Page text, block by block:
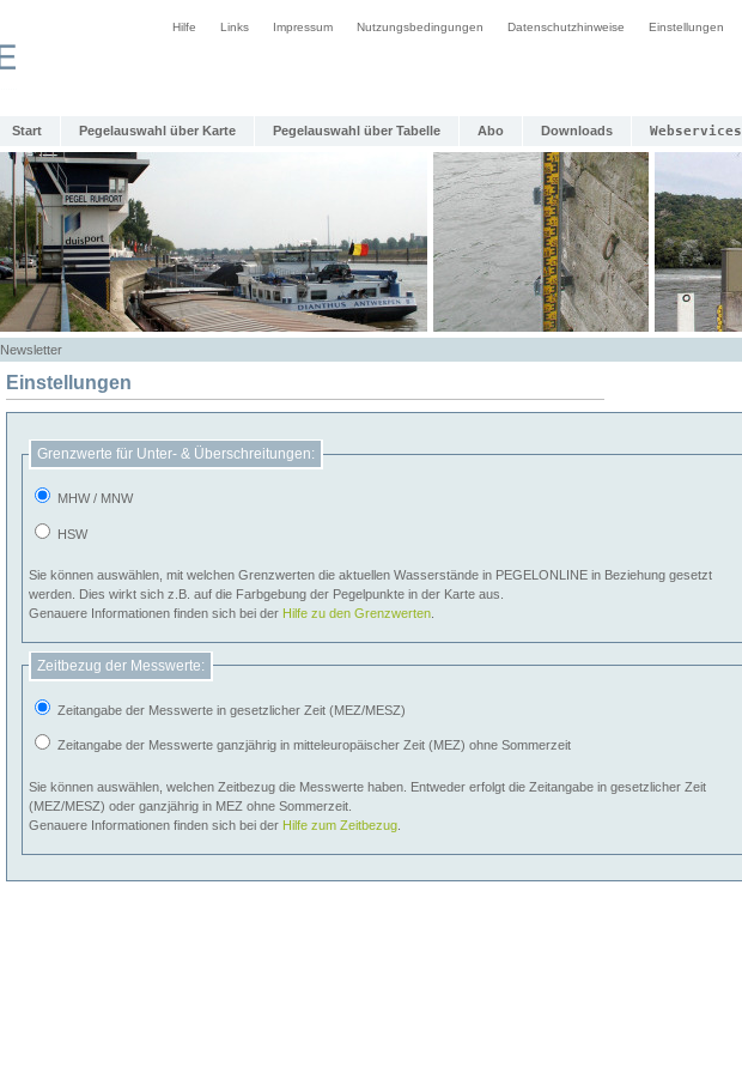
Hilfe Links Impressum Nutzungsbedingungen Datenschutzhinweise Einstellungen
Start Pegelauswahl über Karte Pegelauswahl über Tabelle Abo Downloads Webservices
Newsletter
Einstellungen
Grenzwerte für Unter- & Überschreitungen:
MHW / MNW
HSW
Sie können auswählen, mit welchen Grenzwerten die aktuellen Wasserstände in PEGELONLINE in Beziehung gesetzt
werden. Dies wirkt sich z.B. auf die Farbgebung der Pegelpunkte in der Karte aus.
Genauere Informationen finden sich bei der Hilfe zu den Grenzwerten
Zeitbezug der Messwerte:
Zeitangabe der Messwerte in gesetzlicher Zeit (MEZ/MESZ)
Zeitangabe der Messwerte ganzjährig in mitteleuropäischer Zeit (MEZ) ohne Sommerzeit
Sie können auswählen, welchen Zeitbezug die Messwerte haben. Entweder erfolgt die Zeitangabe in gesetzlicher Zeit
(MEZ/MESZ) oder ganzjährig in MEZ ohne Sommerzeit.
Genauere Informationen finden sich bei der Hilfe zum Zeitbezug